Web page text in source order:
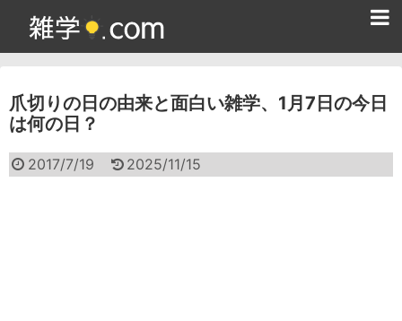
爪切りの日の由来と面白い雑学、1月7日の今日
は何の日？
2017/7/19 2025/11/15
雑学クイズ問題集
面白い雑学